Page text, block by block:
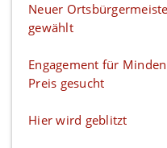
Neuer
gewählt
Engagement für
Preis gesucht
Hier wird geblitzt